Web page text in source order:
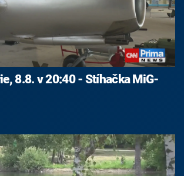
8.8. v 20:40 - Stíhačka MiG-